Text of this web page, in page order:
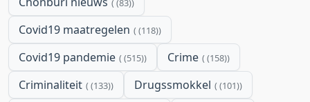
(83)
Covid19 maatregelen (118)
Covid19 pandemie (515) Crime (158)
Criminaliteit (133) Drugssmokkel (101)